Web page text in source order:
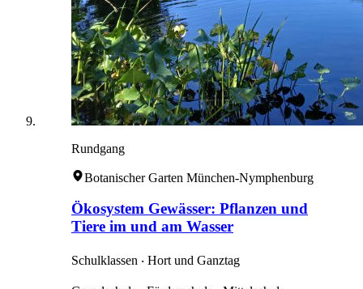
Rundgang
Botanischer Garten München-Nymphenburg
Ökosystem Gewässer: Pflanzen und
Tiere im und am Wasser
Schulklassen ‧ Hort und Ganztag